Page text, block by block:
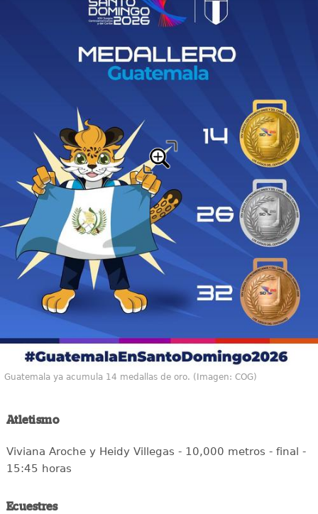
Guatemala ya acumula 14 medallas de oro. (Imagen: COG)
Atletismo
Viviana Aroche y Heidy Villegas - 10,000 metros - final -
15:45 horas
Ecuestres